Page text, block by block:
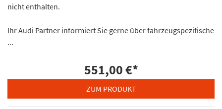
nicht enthalten.
Ihr Audi Partner informiert Sie gerne über fahrzeugspezifische
...
551,00 €*
ZUM PRODUKT